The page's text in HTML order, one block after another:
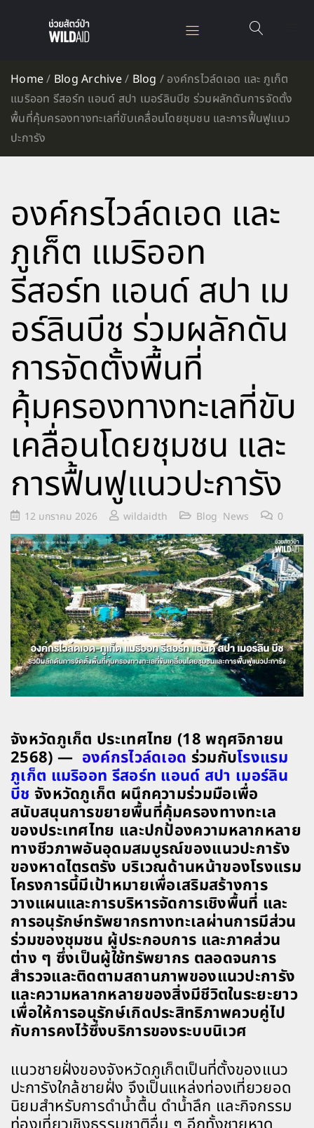
Home/ Blog Archive/ Blog / องค์กรไวล์ดเอด และ ภูเก็ต
แมริออท รีสอร์ท แอนด์ สปา เมอร์ลินบีช ร่วมผลักดันการจัดตั้ง
พื้นที่คุ้มครองทางทะเลที่ขับเคลื่อนโดยชุมชน และการฟื้นฟูแนว
ปะการัง
องค์กรไวล์ดเอด และ
ภูเก็ต แมริออท
รีสอร์ท แอนด์ สปา เม
อร์ลินบีช ร่วมผลักดัน
การจัดตั้งพื้นที่
คุ้มครองทางทะเลที่ขับ
เคลื่อนโดยชุมชน และ
การฟื้นฟูแนวปะการัง
12 มกราคม 2026 wildaidth Blog News 0
จังหวัดภูเก็ต ประเทศไทย (18 พฤศจิกายน
2568) — องค์กรไวล์ดเอด ร่วมกับโรงแรม
ภูเก็ต แมริออท รีสอร์ท แอนด์ สปา เมอร์ลิน
บีช จังหวัดภูเก็ต ผนึกความร่วมมือเพื่อ
สนับสนุนการขยายพื้นที่คุ้มครองทางทะเล
ของประเทศไทย และปกป้องความหลากหลาย
ทางชีวภาพอันอุดมสมบูรณ์ของแนวปะการัง
ของหาดไตรตรัง บริเวณด้านหน้าของโรงแรม
โครงการนี้มีเป้าหมายเพื่อเสริมสร้างการ
วางแผนและการบริหารจัดการเชิงพื้นที่ และ
การอนุรักษ์ทรัพยากรทางทะเลผ่านการมีส่วน
ร่วมของชุมชน ผู้ประกอบการ และภาคส่วน
ต่าง ๆ ซึ่งเป็นผู้ใช้ทรัพยากร ตลอดจนการ
สำรวจและติดตามสถานภาพของแนวปะการัง
และความหลากหลายของสิ่งมีชีวิตในระยะยาว
เพื่อให้การอนุรักษ์เกิดประสิทธิภาพควบคู่ไป
กับการคงไว้ซึ่งบริการของระบบนิเวศ
แนวชายฝั่งของจังหวัดภูเก็ตเป็นที่ตั้งของแนว
ปะการังใกล้ชายฝั่ง จึงเป็นแหล่งท่องเที่ยวยอด
นิยมสำหรับการดำน้ำตื้น ดำน้ำลึก และกิจกรรม